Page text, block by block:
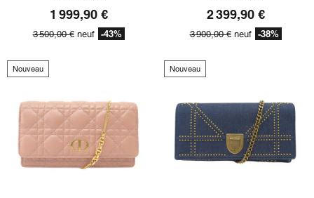
1 999,90 €
3 500,00 €neuf -43%
2 399,90 €
3 900,00 €neuf -38%
Nouveau Nouveau